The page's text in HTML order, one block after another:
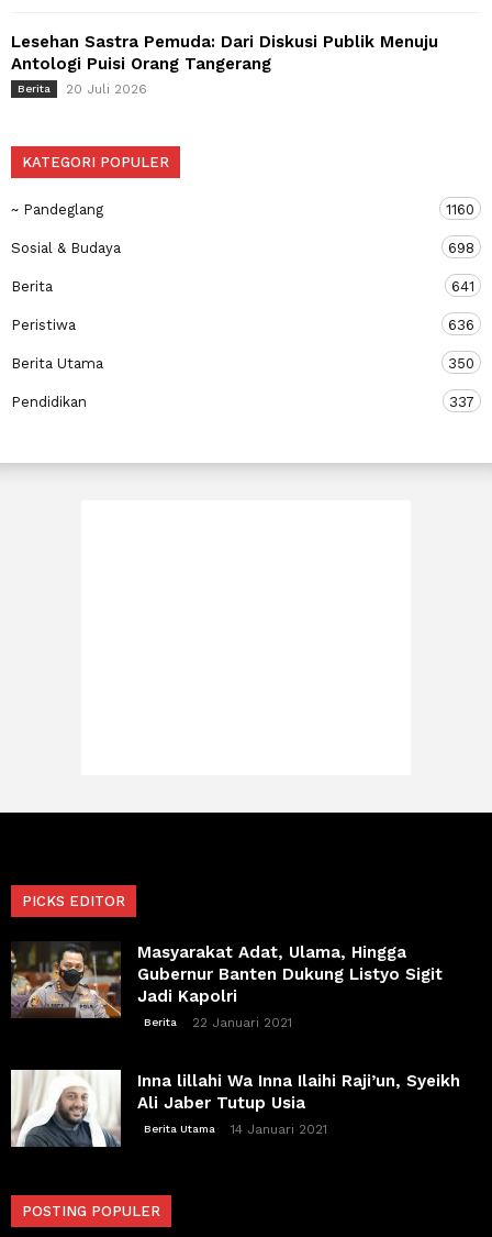
Lesehan Sastra Pemuda: Dari Diskusi Publik Menuju
Antologi Puisi Orang Tangerang
Berita 20 Juli 2026
KATEGORI POPULER
~ Pandeglang 1160
Sosial & Budaya 698
Berita 641
Peristiwa 636
Berita Utama 350
Pendidikan 337
PICKS EDITOR
Masyarakat Adat, Ulama, Hingga
Gubernur Banten Dukung Listyo Sigit
Jadi Kapolri
Berita 22 Januari 2021
Inna lillahi Wa Inna Ilaihi Raji’un, Syeikh
Ali Jaber Tutup Usia
Berita Utama 14 Januari 2021
POSTING POPULER